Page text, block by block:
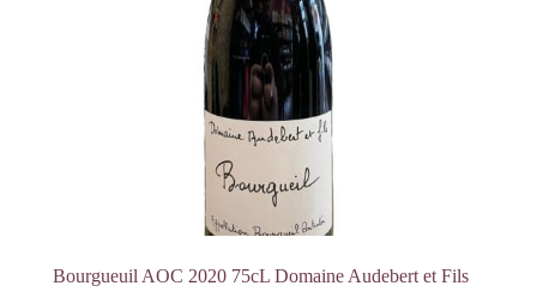
Bourgueuil AOC 2020 75cL Domaine Audebert et Fils